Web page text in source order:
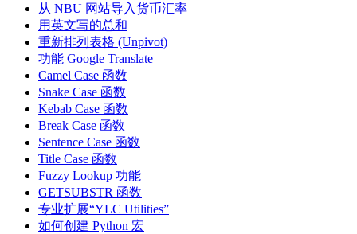
从 NBU 网站导入货币汇率
用英文写的总和
重新排列表格 (Unpivot)
功能 Google Translate
Camel Case 函数
Snake Case 函数
Kebab Case 函数
Break Case 函数
Sentence Case 函数
Title Case 函数
Fuzzy Lookup 功能
GETSUBSTR 函数
专业扩展“YLC Utilities”
如何创建 Python 宏